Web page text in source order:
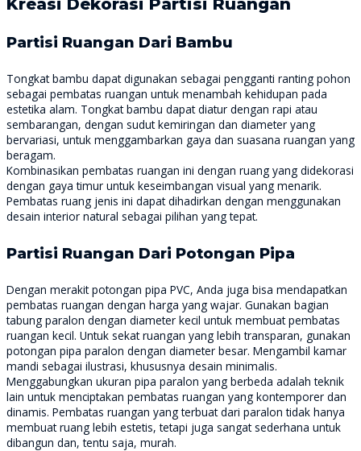
Kreasi Dekorasi Partisi Ruangan
Partisi Ruangan Dari Bambu
Tongkat bambu dapat digunakan sebagai pengganti ranting pohon
sebagai pembatas ruangan untuk menambah kehidupan pada
estetika alam. Tongkat bambu dapat diatur dengan rapi atau
sembarangan, dengan sudut kemiringan dan diameter yang
bervariasi, untuk menggambarkan gaya dan suasana ruangan yang
beragam.
Kombinasikan pembatas ruangan ini dengan ruang yang didekorasi
dengan gaya timur untuk keseimbangan visual yang menarik.
Pembatas ruang jenis ini dapat dihadirkan dengan menggunakan
desain interior natural sebagai pilihan yang tepat.
Partisi Ruangan Dari Potongan Pipa
Dengan merakit potongan pipa PVC, Anda juga bisa mendapatkan
pembatas ruangan dengan harga yang wajar. Gunakan bagian
tabung paralon dengan diameter kecil untuk membuat pembatas
ruangan kecil. Untuk sekat ruangan yang lebih transparan, gunakan
potongan pipa paralon dengan diameter besar. Mengambil kamar
mandi sebagai ilustrasi, khususnya desain minimalis.
Menggabungkan ukuran pipa paralon yang berbeda adalah teknik
lain untuk menciptakan pembatas ruangan yang kontemporer dan
dinamis. Pembatas ruangan yang terbuat dari paralon tidak hanya
membuat ruang lebih estetis, tetapi juga sangat sederhana untuk
dibangun dan, tentu saja, murah.